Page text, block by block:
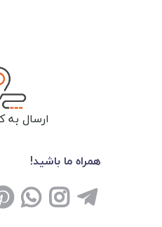
ارسال به
همراه ما باشید!